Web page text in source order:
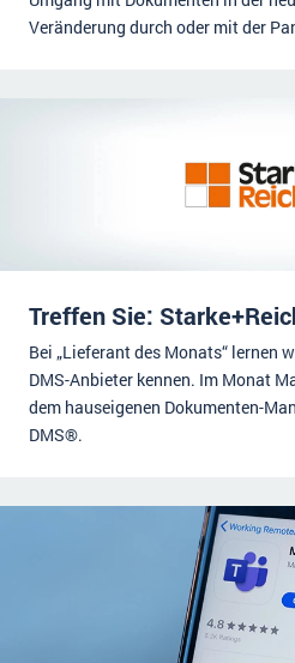
Veränderung durch oder mit der
Treffen Sie:
Bei „Lieferant des Monats“ lernen
DMS-Anbieter kennen. Im Monat
dem hauseigenen Dokumenten-
DMS®.